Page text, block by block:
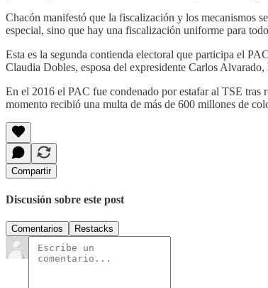
Chacón manifestó que la fiscalización y los mecanismos
especial, sino que hay una fiscalización uniforme para
Esta es la segunda contienda electoral que participa el
Claudia Dobles, esposa del expresidente Carlos
En el 2016 el PAC fue condenado por estafar al TSE tras
momento recibió una multa de más de 600 millones de
Compartir
Discusión sobre este post
Comentarios Restacks